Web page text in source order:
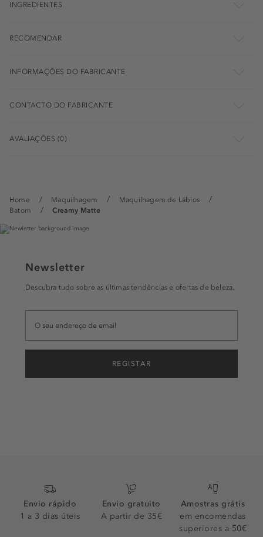
Home Maquilhagem
Maquilhagem de Lábios
Batom
Creamy Matte
INGREDIENTES
RECOMENDAR
INFORMAÇÕES DO FABRICANTE
CONTACTO DO FABRICANTE
AVALIAÇÕES (0)
Newsletter
Descubra tudo sobre as últimas tendências e ofertas de beleza.
REGISTAR
Envio rápido
1 a 3 dias úteis
Envio gratuito
A partir de 35€
Amostras grátis
em encomendas
superiores a 50€